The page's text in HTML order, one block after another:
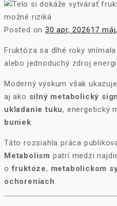
Posted on30 apr, 202617
Fruktóza sa dlhé roky
alebo jednoduchý zdroj
Moderný výskum však
aj ako silný metabolický
ukladanie tuku, energetický
buniek.
Táto rozsiahla práca
Metabolism patrí medzi
ofruktóze, metabolickom
ochoreniach.